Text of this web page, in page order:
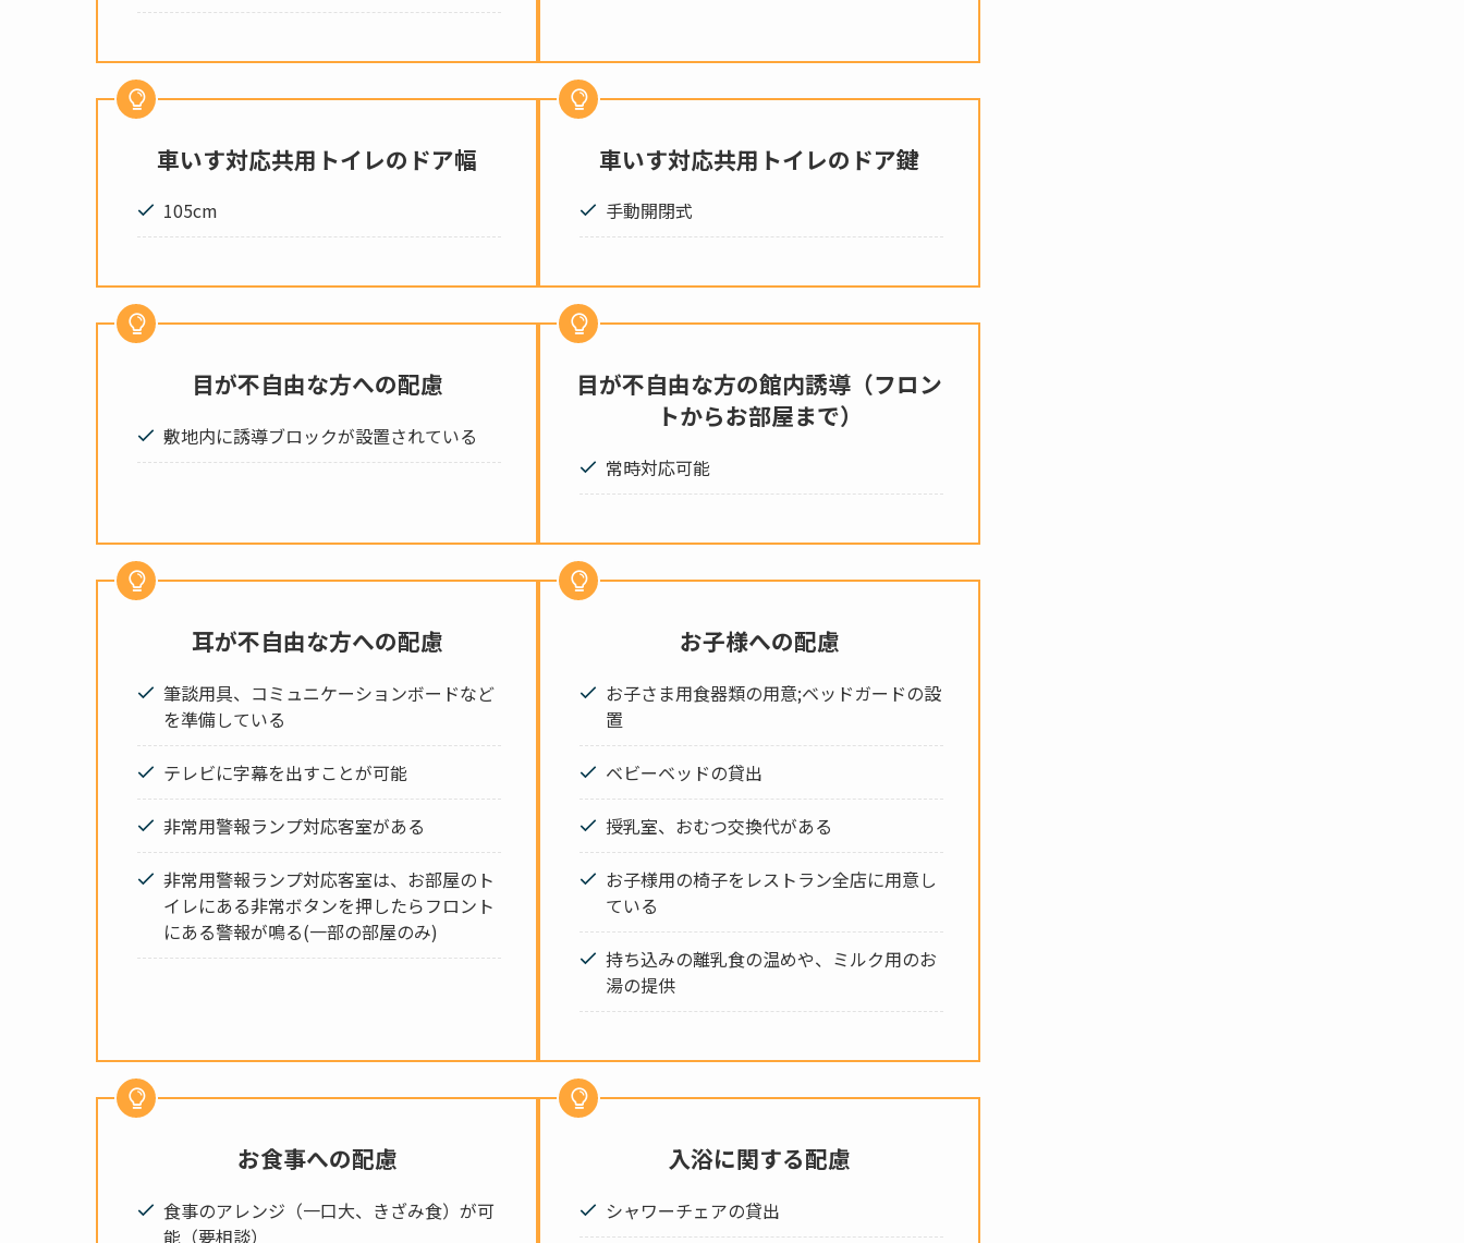
車いす対応共用トイレのドア幅
105cm
車いす対応共用トイレのドア鍵
手動開閉式
目が不自由な方への配慮
敷地内に誘導ブロックが設置されている
目が不自由な方の館内誘導（フロン
トからお部屋まで）
常時対応可能
耳が不自由な方への配慮
筆談用具、コミュニケーションボードなど
を準備している
テレビに字幕を出すことが可能
非常用警報ランプ対応客室がある
非常用警報ランプ対応客室は、お部屋のト
イレにある非常ボタンを押したらフロント
にある警報が鳴る(一部の部屋のみ)
お子様への配慮
お子さま用食器類の用意;ベッドガードの設
置
ベビーベッドの貸出
授乳室、おむつ交換代がある
お子様用の椅子をレストラン全店に用意し
ている
持ち込みの離乳食の温めや、ミルク用のお
湯の提供
お食事への配慮
食事のアレンジ（一口大、きざみ食）が可
能（要相談）
入浴に関する配慮
シャワーチェアの貸出